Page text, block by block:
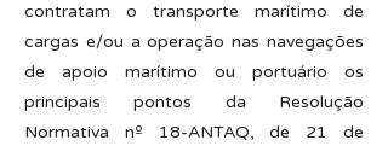
contratam o transporte marítimo de
cargas e/ou a operação nas navegações
de apoio marítimo ou portuário os
principais pontos da Resolução
Normativa nº 18-ANTAQ, de 21 de